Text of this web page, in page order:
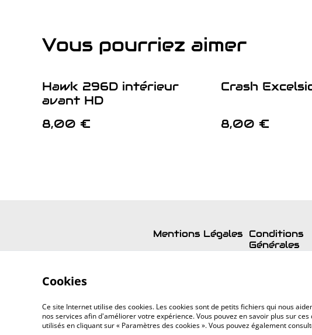
Vous pourriez aimer
Hawk 296D intérieur
avant HD
8,00 €
Crash
8,00 €
Mentions Légales Conditions
Générales
©2026 GOOSPACE.ART
Cookies
Ce site Internet utilise des cookies. Les cookies sont de petits fichiers qui nous
nos services afin d'améliorer votre expérience. Vous pouvez en savoir plus sur
utilisés en cliquant sur « Paramètres des cookies ». Vous pouvez également